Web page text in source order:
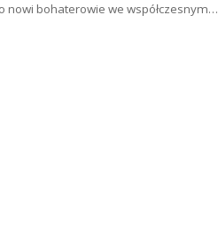
nowi bohaterowie we współczesnym…